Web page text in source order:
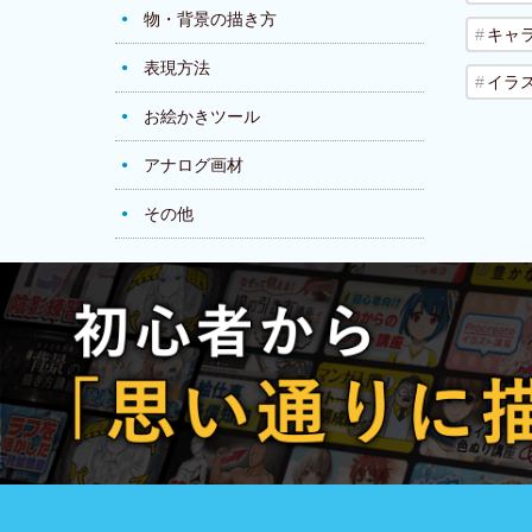
物・背景の描き方
表現方法
お絵かきツール
アナログ画材
その他
キャ
イラ